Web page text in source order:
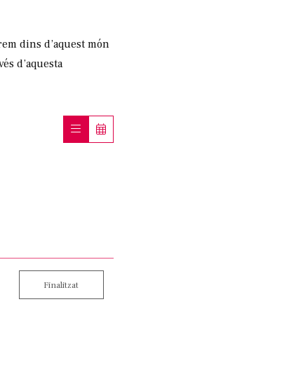
dins d’aquest món
d’aquesta
Finalitzat